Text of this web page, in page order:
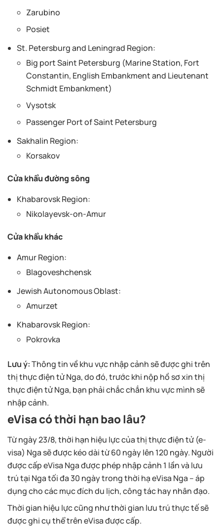
Zarubino
Posiet
St. Petersburg and Leningrad Region:
Big port Saint Petersburg (Marine Station, Fort
Constantin, English Embankment and Lieutenant
Schmidt Embankment)
Vysotsk
Passenger Port of Saint Petersburg
Sakhalin Region:
Korsakov
Cửa khẩu đường sông
Khabarovsk Region:
Nikolayevsk-on-Amur
Cửa khẩu khác
Amur Region:
Blagoveshchensk
Jewish Autonomous Oblast:
Amurzet
Khabarovsk Region:
Pokrovka
Lưu ý:Thông tin về khu vực nhập cảnh sẽ được ghi trên
thị thực điện tử Nga, do đó, trước khi nộp hồ sơ xin thị
thực điện tử Nga, bạn phải chắc chắn khu vực mình sẽ
nhập cảnh.
eVisa có thời hạn bao lâu?
Từ ngày 23/8, thời hạn hiệu lực của thị thực điện tử (e-
visa) Nga sẽ được kéo dài từ 60 ngày lên 120 ngày. Người
được cấp eVisa Nga được phép nhập cảnh 1 lần và lưu
trú tại Nga tối đa 30 ngày trong thời hạ eVisa Nga – áp
dụng cho các mục đích du lịch, công tác hay nhân đạo.
Thời gian hiệu lực cũng như thời gian lưu trú thực tế sẽ
được ghi cụ thể trên eVisa được cấp.